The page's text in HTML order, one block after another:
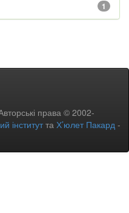
1
права © 2002-
інститутта Х’юлет Пакард -